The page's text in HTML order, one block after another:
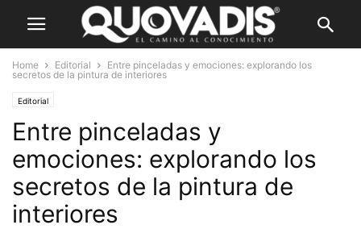
Home Editorial
Entre pinceladas y emociones: explorando los
secretos de la pintura de interiores
Editorial
Entre pinceladas y
emociones: explorando los
secretos de la pintura de
interiores